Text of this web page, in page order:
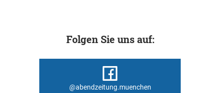
Folgen Sie uns auf:
@abendzeitung.muenchen